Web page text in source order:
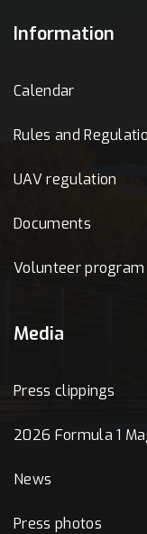
Information
Calendar
Rules and
UAV regulation
Documents
Volunteer program
Media
Press clippings
2026 Formula 1
News
Press photos